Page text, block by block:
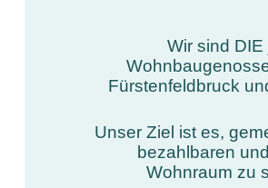
Wir sind DIE
Fürstenfeldbruck
Unser Ziel ist es,
bezahlbaren
Wohnraum zu